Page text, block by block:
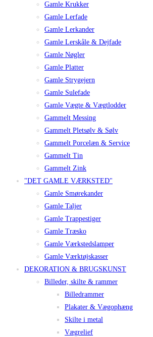
Gamle Krukker
Gamle Lerfade
Gamle Lerkander
Gamle Lerskåle & Dejfade
Gamle Nøgler
Gamle Platter
Gamle Strygejern
Gamle Sulefade
Gamle Vægte & Vægtlodder
Gammelt Messing
Gammelt Pletsølv & Sølv
Gammelt Porcelæn & Service
Gammelt Tin
Gammelt Zink
"DET GAMLE VÆRKSTED"
Gamle Smørekander
Gamle Taljer
Gamle Trappestiger
Gamle Træsko
Gamle Værkstedslamper
Gamle Værktøjskasser
DEKORATION & BRUGSKUNST
Billeder, skilte & rammer
Billedrammer
Plakater & Vægophæng
Skilte i metal
Vægrelief